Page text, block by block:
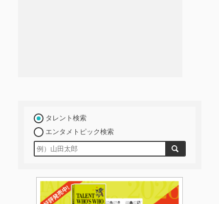
タレント検索
エンタメトピック検索